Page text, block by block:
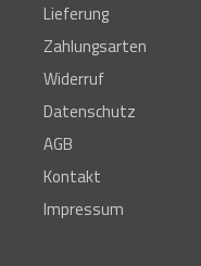
Lieferung
Zahlungsarten
Widerruf
Datenschutz
AGB
Kontakt
Impressum